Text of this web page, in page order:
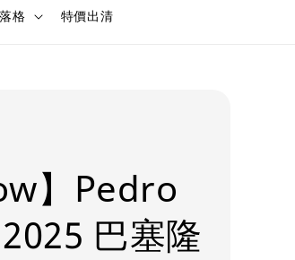
格 特價出清
】Pedro
巴塞隆